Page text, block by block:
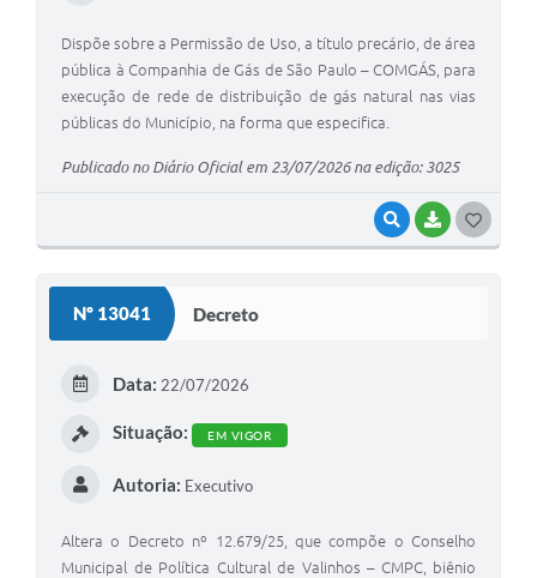
VISUALIZAR
BAIXAR
Dispõe sobre a Permissão de Uso, a título precário, de área
pública à Companhia de Gás de São Paulo – COMGÁS, para
execução de rede de distribuição de gás natural nas vias
públicas do Município, na forma que especifica.
Publicado no Diário Oficial em 23/07/2026 na edição: 3025
Nº 13041 Decreto
Data: 22/07/2026
Situação: EM VIGOR
Autoria: Executivo
Altera o Decreto nº 12.679/25, que compõe o Conselho
Municipal de Política Cultural de Valinhos – CMPC, biênio